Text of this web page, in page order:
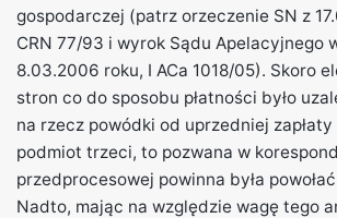
gospodarczej (patrz orzeczenie SN z
CRN 77/93 i wyrok Sądu Apelacyjnego
8.03.2006 roku, I ACa 1018/05). Skoro
stron co do sposobu płatności było
na rzecz powódki od uprzedniej
podmiot trzeci, to pozwana w
przedprocesowej powinna była
Nadto, mając na względzie wagę tego